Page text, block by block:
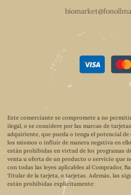
Este comerciante se compromete a no
ilegal, o se considere por las marcas de
adquiriente, que pueda o tenga el potencial
los mismos o influir de manera negativa en
están prohibidas en virtud de los programas
venta u oferta de un producto o servicio que
con todas las leyes aplicables al Comprador,
Titular de la tarjeta, o tarjetas. Además, las
están prohibidas explícitamente: